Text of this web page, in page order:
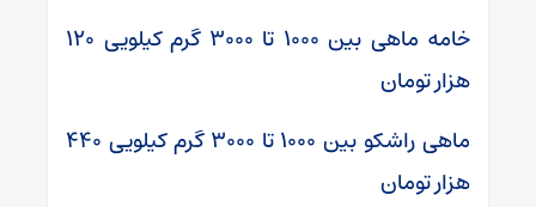
خامه ماهی بین ۱۰۰۰ تا ۳۰۰۰ گرم کیلویی ۱۲۰
هزار تومان
ماهی راشکو بین ۱۰۰۰ تا ۳۰۰۰ گرم کیلویی ۴۴۰
هزار تومان